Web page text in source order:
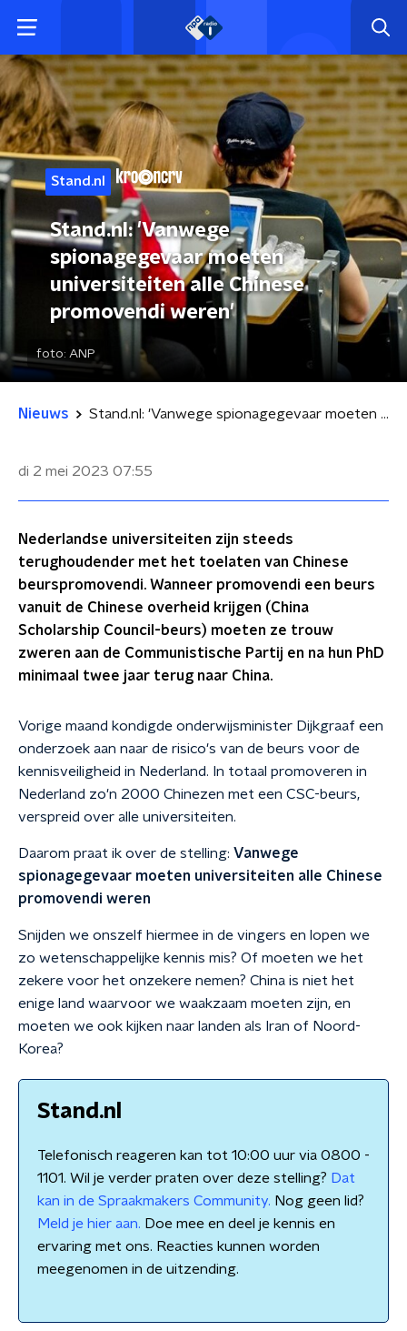
Stand.nl
Stand.nl: 'Vanwege
spionagegevaar moeten
universiteiten alle Chinese
promovendi weren'
foto: ANP
Nieuws Stand.nl: 'Vanwege spionagegevaar moeten universiteiten alle Chinese promovendi weren'
di 2 mei 2023 07:55
Nederlandse universiteiten zijn steeds
terughoudender met het toelaten van Chinese
beurspromovendi. Wanneer promovendi een beurs
vanuit de Chinese overheid krijgen (China
Scholarship Council-beurs) moeten ze trouw
zweren aan de Communistische Partij en na hun PhD
minimaal twee jaar terug naar China.
Vorige maand kondigde onderwijsminister Dijkgraaf een
onderzoek aan naar de risico's van de beurs voor de
kennisveiligheid in Nederland. In totaal promoveren in
Nederland zo'n 2000 Chinezen met een CSC-beurs,
verspreid over alle universiteiten.
Daarom praat ik over de stelling: Vanwege
spionagegevaar moeten universiteiten alle Chinese
promovendi weren
Snijden we onszelf hiermee in de vingers en lopen we
zo wetenschappelijke kennis mis? Of moeten we het
zekere voor het onzekere nemen? China is niet het
enige land waarvoor we waakzaam moeten zijn, en
moeten we ook kijken naar landen als Iran of Noord-
Korea?
Stand.nl
Telefonisch reageren kan tot 10:00 uur via 0800 -
1101. Wil je verder praten over deze stelling? Dat
kan in de Spraakmakers Community. Nog geen lid?
Meld je hier aan. Doe mee en deel je kennis en
ervaring met ons. Reacties kunnen worden
meegenomen in de uitzending.